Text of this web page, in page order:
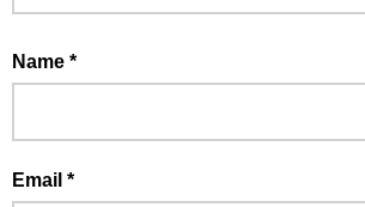
Name *
Email *